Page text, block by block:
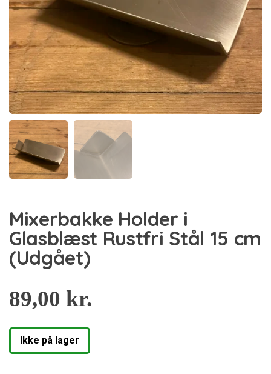
Mixerbakke Holder i
Glasblæst Rustfri Stål 15 cm
(Udgået)
89,00 kr.
Ikke på lager